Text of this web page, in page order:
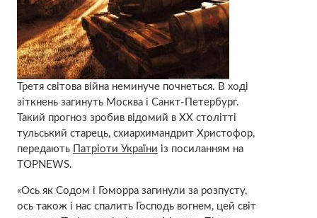
Третя світова війна неминуче почнеться. В ході
зіткнень загинуть Москва і Санкт-Петербург.
Такий прогноз зробив відомий в XX столітті
тульський старець, схиархимандрит Христофор,
передають Патріоти України із посиланням на
TOPNEWS.
«Ось як Содом і Гоморра загинули за розпусту,
ось також і нас спалить Господь вогнем, цей світ